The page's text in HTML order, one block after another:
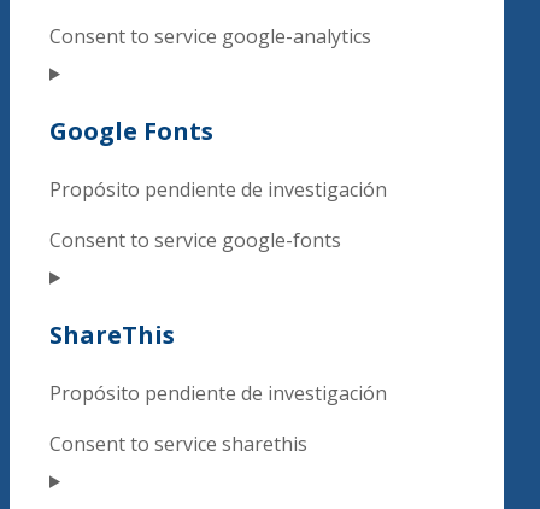
Consent to service google-analytics
Google Fonts
Propósito pendiente de investigación
Consent to service google-fonts
ShareThis
Propósito pendiente de investigación
Consent to service sharethis